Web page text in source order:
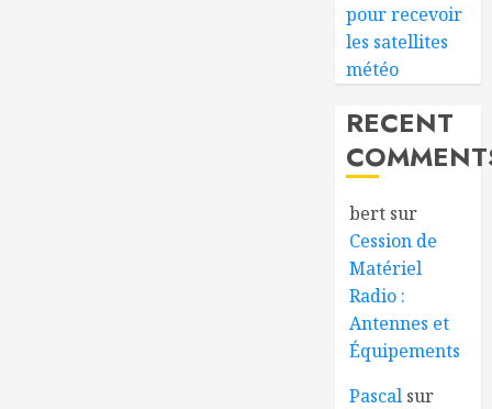
pour recevoir
les satellites
météo
RECENT
bert sur
Cession de
Matériel
Radio :
Antennes et
Équipements
Pascal sur